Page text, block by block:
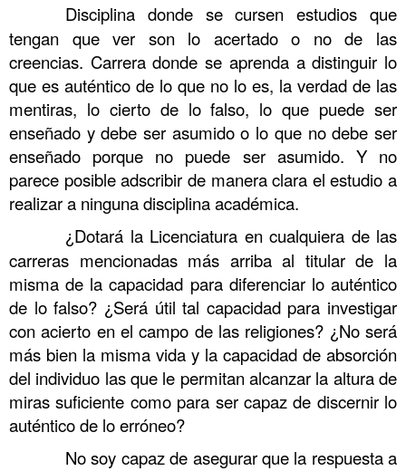
Disciplina donde se cursen estudios que
tengan que ver son lo acertado o no de las
creencias. Carrera donde se aprenda a distinguir lo
que es auténtico de lo que no lo es, la verdad de las
mentiras, lo cierto de lo falso, lo que puede ser
enseñado y debe ser asumido o lo que no debe ser
enseñado porque no puede ser asumido. Y no
parece posible adscribir de manera clara el estudio a
realizar a ninguna disciplina académica.
¿Dotará la Licenciatura en cualquiera de las
carreras mencionadas más arriba al titular de la
misma de la capacidad para diferenciar lo auténtico
de lo falso? ¿Será útil tal capacidad para investigar
con acierto en el campo de las religiones? ¿No será
más bien la misma vida y la capacidad de absorción
del individuo las que le permitan alcanzar la altura de
miras suficiente como para ser capaz de discernir lo
auténtico de lo erróneo?
No soy capaz de asegurar que la respuesta a